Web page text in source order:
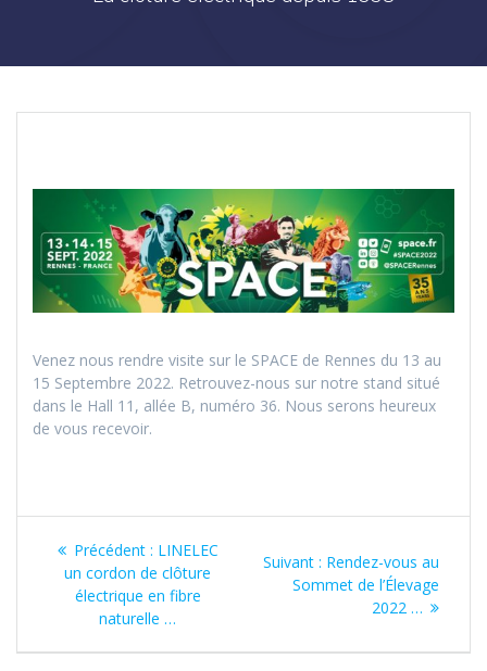
Venez nous rendre visite sur le SPACE de Rennes du 13 au
15 Septembre 2022. Retrouvez-nous sur notre stand situé
dans le Hall 11, allée B, numéro 36. Nous serons heureux
de vous recevoir.
Navigation
l’article
Précédent : Article
précédent
:
LINELEC
un cordon de clôture
électrique en fibre
naturelle …
Suivant : Article
suivant
Rendez-vous au
Sommet de l’Élevage
2022 …